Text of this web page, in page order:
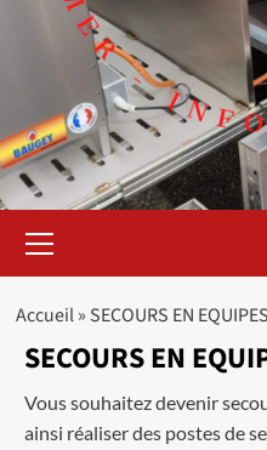
principal
Accueil» SECOURS EN
SECOURS EN
Vous souhaitez devenir
ainsi réaliser des postes de